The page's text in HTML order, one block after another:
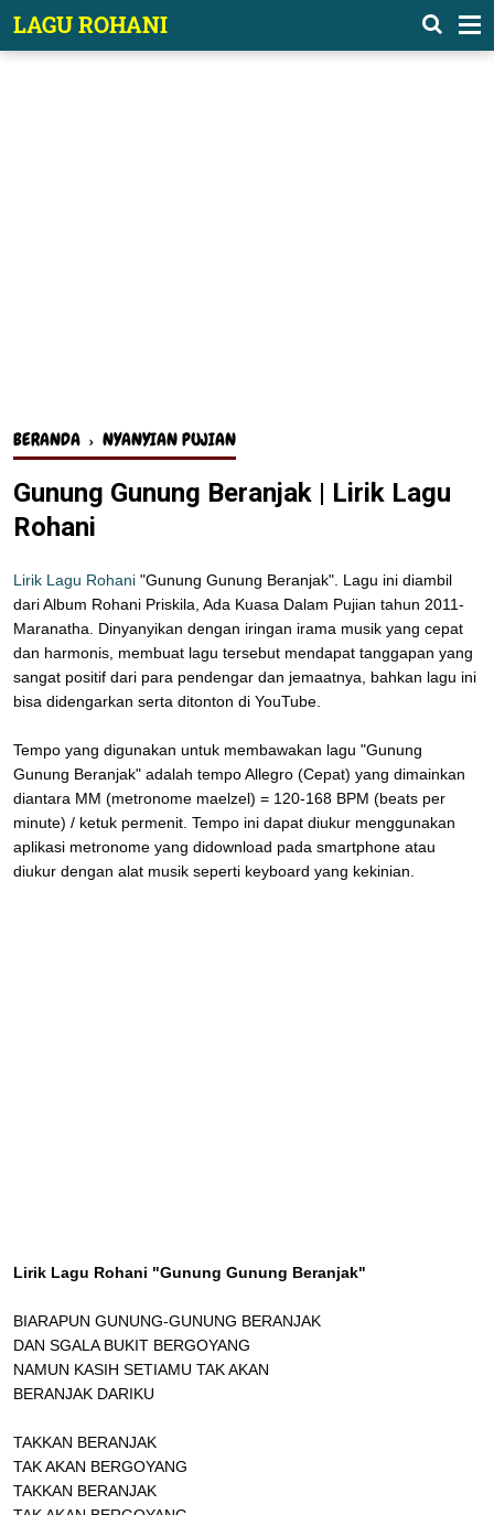
LAGU ROHANI
BERANDA › NYANYIAN PUJIAN
Gunung Gunung Beranjak | Lirik Lagu
Rohani
Lirik Lagu Rohani "Gunung Gunung Beranjak". Lagu ini diambil
dari Album Rohani Priskila, Ada Kuasa Dalam Pujian tahun 2011-
Maranatha. Dinyanyikan dengan iringan irama musik yang cepat
dan harmonis, membuat lagu tersebut mendapat tanggapan yang
sangat positif dari para pendengar dan jemaatnya, bahkan lagu ini
bisa didengarkan serta ditonton di YouTube.
Tempo yang digunakan untuk membawakan lagu "Gunung
Gunung Beranjak" adalah tempo Allegro (Cepat) yang dimainkan
diantara MM (metronome maelzel) = 120-168 BPM (beats per
minute) / ketuk permenit. Tempo ini dapat diukur menggunakan
aplikasi metronome yang didownload pada smartphone atau
diukur dengan alat musik seperti keyboard yang kekinian.
Lirik Lagu Rohani "Gunung Gunung Beranjak"
BIARAPUN GUNUNG-GUNUNG BERANJAK
DAN SGALA BUKIT BERGOYANG
NAMUN KASIH SETIAMU TAK AKAN
BERANJAK DARIKU
TAKKAN BERANJAK
TAK AKAN BERGOYANG
TAKKAN BERANJAK